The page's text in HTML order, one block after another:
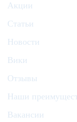
Акции
Статьи
Новости
Вики
Отзывы
Наши
Вакансии